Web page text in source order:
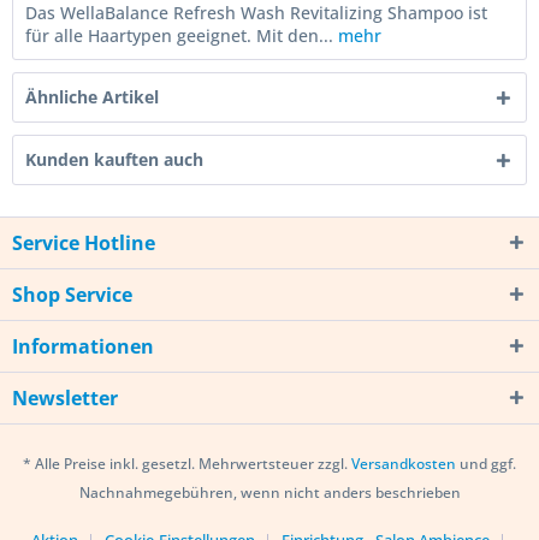
Das WellaBalance Refresh Wash Revitalizing Shampoo ist
für alle Haartypen geeignet. Mit den... mehr
Ähnliche Artikel
Kunden kauften auch
Service Hotline
Shop Service
Informationen
Newsletter
* Alle Preise inkl. gesetzl. Mehrwertsteuer zzgl.Versandkosten und ggf.
Nachnahmegebühren, wenn nicht anders beschrieben